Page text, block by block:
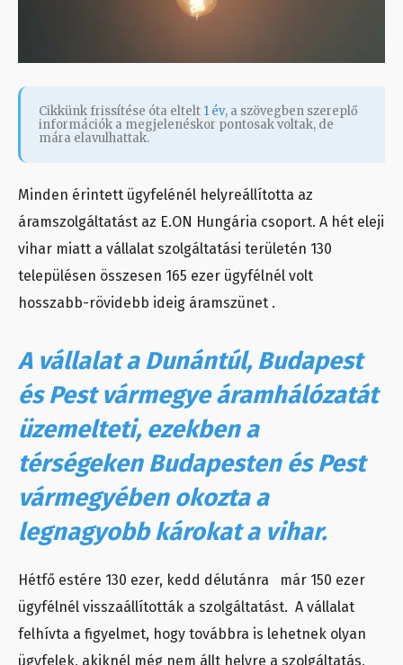
Cikkünk frissítése óta eltelt 1 év, a szövegben szereplő
információk a megjelenéskor pontosak voltak, de
mára elavulhattak.
Minden érintett ügyfelénél helyreállította az
áramszolgáltatást az E.ON Hungária csoport. A hét eleji
vihar miatt a vállalat szolgáltatási területén 130
településen összesen 165 ezer ügyfélnél volt
hosszabb-rövidebb ideig áramszünet .
A vállalat a Dunántúl, Budapest
és Pest vármegye áramhálózatát
üzemelteti, ezekben a
térségeken Budapesten és Pest
vármegyében okozta a
legnagyobb károkat a vihar.
Hétfő estére 130 ezer, kedd délutánra már 150 ezer
ügyfélnél visszaállították a szolgáltatást. A vállalat
felhívta a figyelmet, hogy továbbra is lehetnek olyan
ügyfelek, akiknél még nem állt helyre a szolgáltatás,